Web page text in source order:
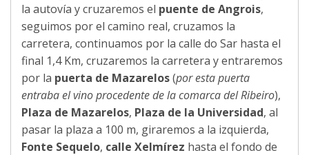
la autovía y cruzaremos el puente de Angrois,
seguimos por el camino real, cruzamos la
carretera, continuamos por la calle do Sar hasta el
final 1,4 Km, cruzaremos la carretera y entraremos
por la puerta de Mazarelos(por esta puerta
entraba el vino procedente de la comarca del Ribeiro),
Plaza de Mazarelos, Plaza de la Universidad, al
pasar la plaza a 100 m, giraremos a la izquierda,
Fonte Sequelo, calle Xelmírez hasta el fondo de